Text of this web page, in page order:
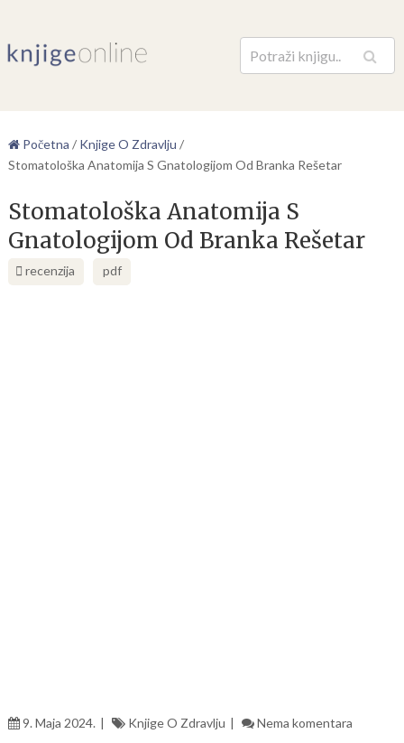
Pretraga
Početna / Knjige O Zdravlju /
Stomatološka Anatomija S Gnatologijom Od Branka Rešetar
Stomatološka Anatomija S
Gnatologijom Od Branka Rešetar
recenzija pdf
9. Maja 2024. Knjige O Zdravlju Nema komentara